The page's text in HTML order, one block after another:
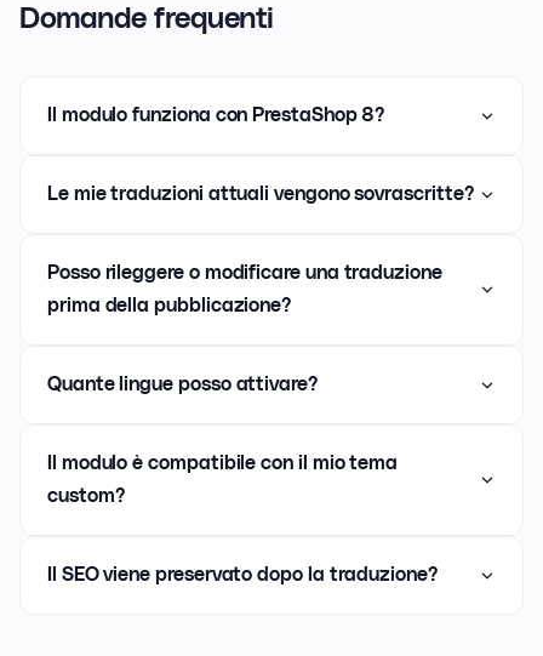
Domande frequenti
Il modulo funziona con PrestaShop 8?
Le mie traduzioni attuali vengono sovrascritte?
Posso rileggere o modificare una traduzione
prima della pubblicazione?
Quante lingue posso attivare?
Il modulo è compatibile con il mio tema
custom?
Il SEO viene preservato dopo la traduzione?